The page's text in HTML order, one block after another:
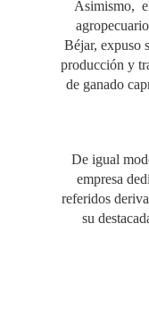
Asimismo,
Béjar, expuso
producción y
de ganado
De igual
empresa
referidos
su